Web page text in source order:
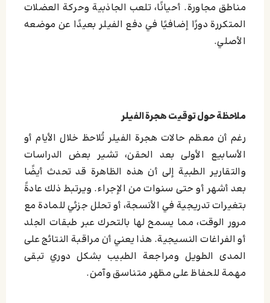
مناطق مجاورة. أحيانًا، تلعب الجاذبية وحركة العضلات
المتكررة دورًا إضافيًا في دفع الفيلر بعيدًا عن موضعه
الأصلي.
ملاحظة حول توقيت هجرة الفيلر
رغم أن معظم حالات هجرة الفيلر تُلاحظ خلال الأيام أو
الأسابيع الأولى بعد الحقن، تشير بعض الدراسات
والتقارير الطبية إلى أن هذه الظاهرة قد تحدث أيضًا
بعد أشهر أو حتى سنوات من الإجراء. ويرتبط ذلك عادةً
بتغيرات تدريجية في الأنسجة، أو تحلل جزئي للمادة مع
مرور الوقت، مما يسمح لها بالتحرك عبر طبقات الجلد
أو الفراغات النسيجية. هذا يعني أن مراقبة النتائج على
المدى الطويل ومراجعة الطبيب بشكل دوري تبقى
مهمة للحفاظ على مظهر متناسق وآمن.